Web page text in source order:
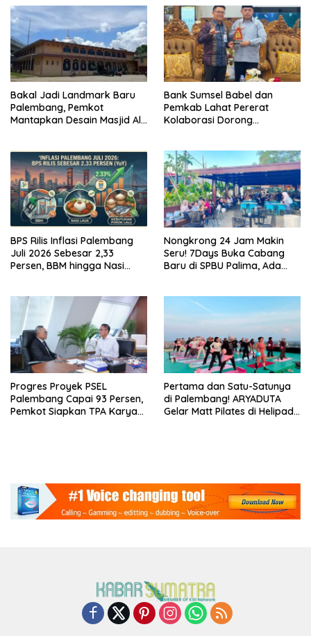
Bakal Jadi Landmark Baru
Palembang, Pemkot
Mantapkan Desain Masjid Al
Bank Sumsel Babel dan
Pemkab Lahat Pererat
Kolaborasi Dorong
BPS Rilis Inflasi Palembang
Juli 2026 Sebesar 2,33
Persen, BBM hingga Nasi
Nongkrong 24 Jam Makin
Seru! 7Days Buka Cabang
Baru di SPBU Palima, Ada
Progres Proyek PSEL
Palembang Capai 93 Persen,
Pemkot Siapkan TPA Karya
Pertama dan Satu-Satunya
di Palembang! ARYADUTA
Gelar Matt Pilates di Helipad